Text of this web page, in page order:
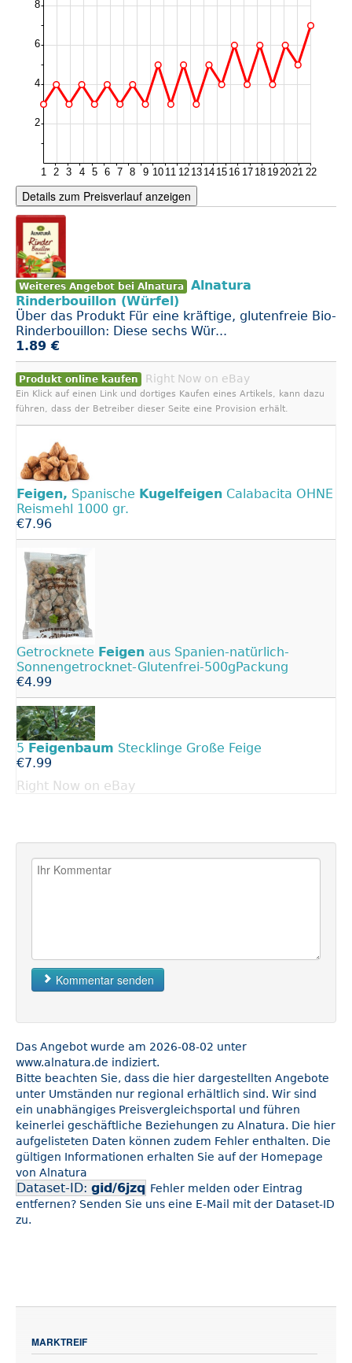
Details zum Preisverlauf anzeigen
Weiteres Angebot bei Alnatura
Alnatura
Rinderbouillon (Würfel)
Über das Produkt Für eine kräftige, glutenfreie Bio-
Rinderbouillon: Diese sechs Wür...
1.89 €
Produkt online kaufen Right Now on eBay
Ein Klick auf einen Link und dortiges Kaufen eines Artikels, kann dazu
führen, dass der Betreiber dieser Seite eine Provision erhält.
Feigen, Spanische Kugelfeigen Calabacita OHNE
Reismehl 1000 gr.
€7.96
Getrocknete Feigen aus Spanien-natürlich-
Sonnengetrocknet-Glutenfrei-500gPackung
€4.99
5 Feigenbaum Stecklinge Große Feige
€7.99
Right Now on eBay
Kommentar senden
Das Angebot wurde am 2026-08-02 unter
www.alnatura.de indiziert.
Bitte beachten Sie, dass die hier dargestellten Angebote
unter Umständen nur regional erhältlich sind. Wir sind
ein unabhängiges Preisvergleichsportal und führen
keinerlei geschäftliche Beziehungen zu Alnatura. Die hier
aufgelisteten Daten können zudem Fehler enthalten. Die
gültigen Informationen erhalten Sie auf der Homepage
von Alnatura
Dataset-ID: gid/6jzq Fehler melden oder Eintrag
entfernen? Senden Sie uns eine E-Mail mit der Dataset-ID
zu.
MARKTREIF